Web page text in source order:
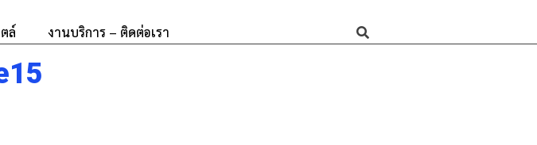
ล์ งานบริการ – ติดต่อเรา